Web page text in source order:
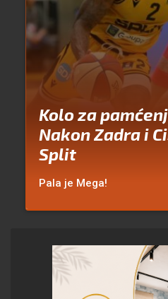
Kolo za
Nakon Zadra i
Split
Pala je Mega!